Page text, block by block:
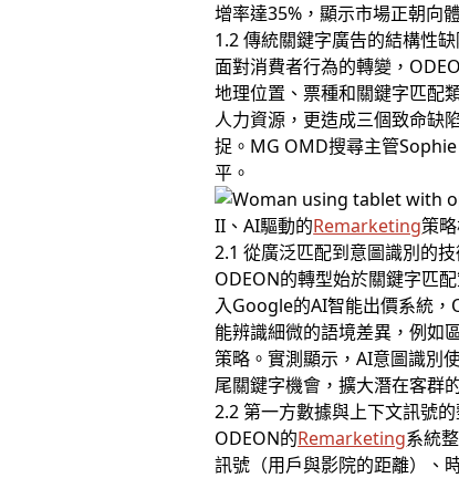
增率達35%，顯示市場正朝向
1.2 傳統關鍵字廣告的結構性
面對消費者行為的轉變，
地理位置、票種和關鍵字匹配
人力資源，更造成三個致命缺
捉。MG OMD搜尋主管
平。
II、AI驅動的Remarketing策
2.1 從廣泛匹配到意圖識別的
ODEON的轉型始於關鍵字匹
入Google的AI智能出價系統
能辨識細微的語境差異，例如
策略。實測顯示，AI意圖識別
尾關鍵字機會，擴大潛在客群
2.2 第一方數據與上下文訊號
ODEON的Remarketing系統
訊號（用戶與影院的距離）、